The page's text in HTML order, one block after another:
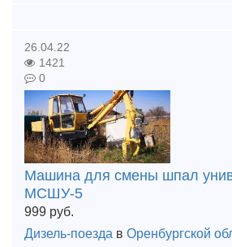
26.04.22
1421
0
Машина для смены шпал
МСШУ-5
999 руб.
Дизель-поезда в Оренбургской